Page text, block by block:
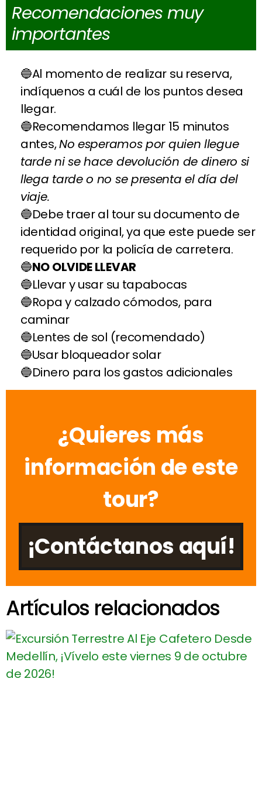
Recomendaciones muy
importantes
Al momento de realizar su reserva,
indíquenos a cuál de los puntos desea
llegar.
Recomendamos llegar 15 minutos
antes,No esperamos por quien llegue
tarde ni se hace devolución de dinero si
llega tarde o no se presenta el día del
viaje.
Debe traer al tour su documento de
identidad original, ya que este puede ser
requerido por la policía de carretera.
NO OLVIDE LLEVAR
Llevar y usar su tapabocas
Ropa y calzado cómodos, para
caminar
Lentes de sol (recomendado)
Usar bloqueador solar
Dinero para los gastos adicionales
¿Quieres más
información de este
tour?
¡Contáctanos aquí!
Artículos relacionados